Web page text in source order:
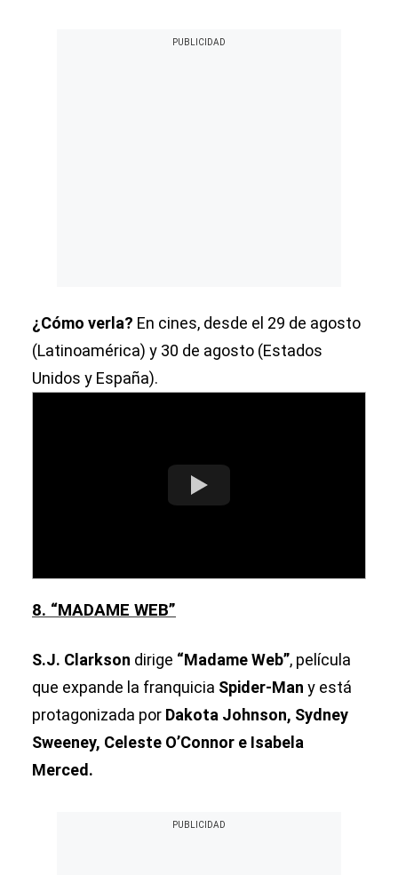
¿Cómo verla? En cines, desde el 29 de agosto
(Latinoamérica) y 30 de agosto (Estados
Unidos y España).
8. “MADAME WEB”
S.J. Clarkson dirige “Madame Web”, película
que expande la franquicia Spider-Man y está
protagonizada por Dakota Johnson, Sydney
Sweeney, Celeste O’Connor e Isabela
Merced.